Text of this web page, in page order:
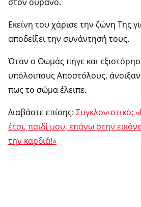
Εκείνη του χάρισε την ζώνη Της
αποδείξει την συνάντησή τους.
Όταν ο Θωμάς πήγε και
υπόλοιπους Αποστόλους,
πως το σώμα έλειπε.
Διαβάστε επίσης: Συγκλονιστικό:
έτσι, παιδί μου, επάνω στην
την καρδιά!»